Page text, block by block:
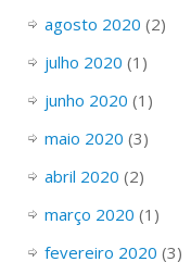
agosto 2020 (2)
julho 2020 (1)
junho 2020 (1)
maio 2020 (3)
abril 2020 (2)
março 2020 (1)
fevereiro 2020 (3)